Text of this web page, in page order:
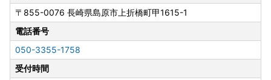
合があります。また転送する場合は転送料金(受取人着払い)
が発生しますので、ご了承ください。
・「のし」可の返礼品を除き、のしの対応はいたしかねま
す。
・配送業者の指定はいたしかねます。また返礼品によって異
なります。
〒855-0076 長崎県島原市上折橋町甲1615-1
電話番号
050-3355-1758
受付時間